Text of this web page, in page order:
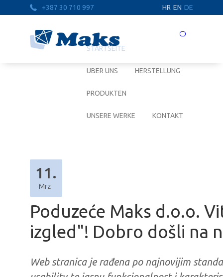
+387 30 710 997 HR EN DE
Prebaci
STARTSEITE
UBER UNS HERSTELLUNG
PRODUKTEN
UNSERE WERKE KONTAKT
11.
Mrz
Poduzeće Maks d.o.o.
izgled"! Dobro došli na
Web stranica je rađena po najnovijim